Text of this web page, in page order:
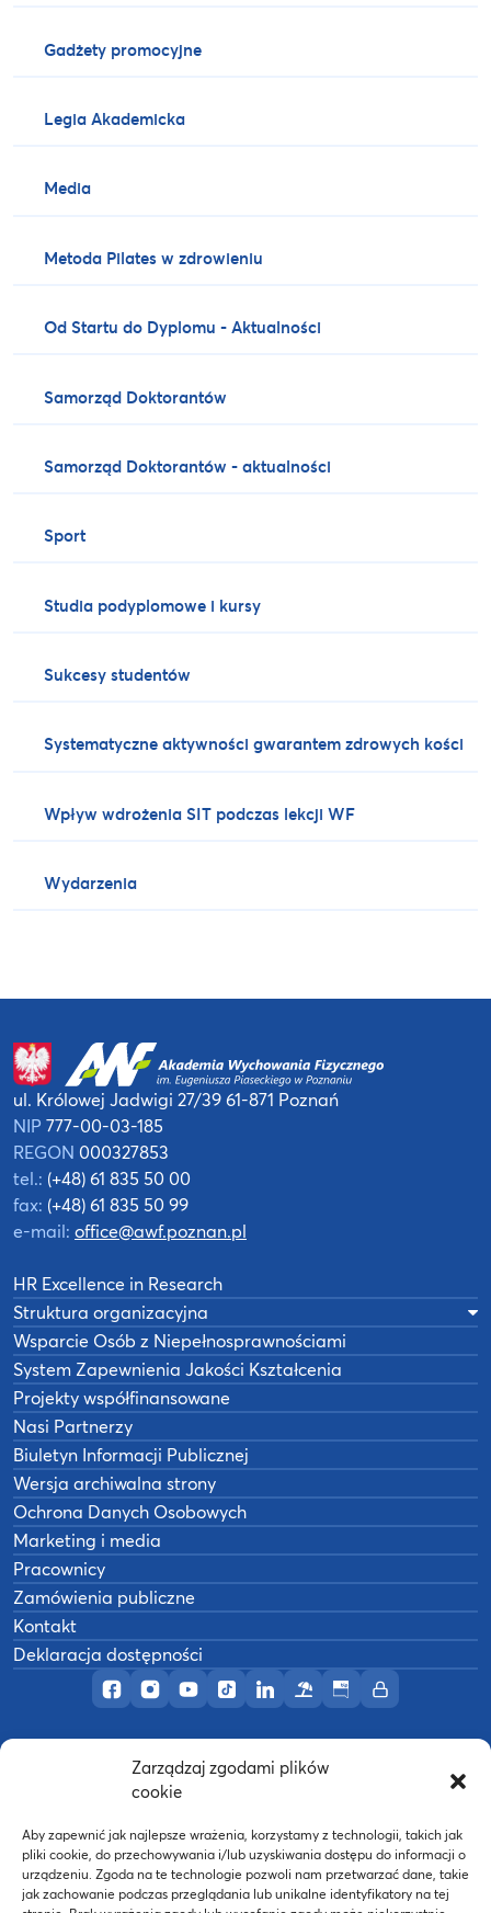
Zarządzaj zgodami plików
cookie
Aby zapewnić jak najlepsze wrażenia, korzystamy z technologii, takich jak
pliki cookie, do przechowywania i/lub uzyskiwania dostępu do informacji o
urządzeniu. Zgoda na te technologie pozwoli nam przetwarzać dane, takie
jak zachowanie podczas przeglądania lub unikalne identyfikatory na tej
Gadżety promocyjne
Legia Akademicka
Media
Metoda Pilates w zdrowieniu
Od Startu do Dyplomu - Aktualności
Samorząd Doktorantów
Samorząd Doktorantów - aktualności
Sport
Studia podyplomowe i kursy
Sukcesy studentów
Systematyczne aktywności gwarantem zdrowych kości
Wpływ wdrożenia SIT podczas lekcji WF
Wydarzenia
Profil AWF Poznań w serwisie Facebook
Profil AWF Poznań w serwisie Instagram
Profil AWF Poznań w serwisie YouTube
Profil AWF Poznań w serwisie
Profil AWF Poznań w
OśrodekBiuletynIntranet
ul. Królowej Jadwigi 27/3961-871 Poznań
NIP 777-00-03-185
REGON 000327853
tel.: (+48) 61 835 50 00
fax: (+48) 61 835 50 99
e-mail: office@awf.poznan.pl
HR Excellence in Research
Struktura organizacyjna
Wsparcie Osób z Niepełnosprawnościami
System Zapewnienia Jakości Kształcenia
Projekty współfinansowane
Nasi Partnerzy
Biuletyn Informacji Publicznej
Wersja archiwalna strony
Ochrona Danych Osobowych
Marketing i media
Pracownicy
Zamówienia publiczne
Kontakt
Deklaracja dostępności
Akademia Wychowania Fizycznego w
Wykonanie:nFinity.pl